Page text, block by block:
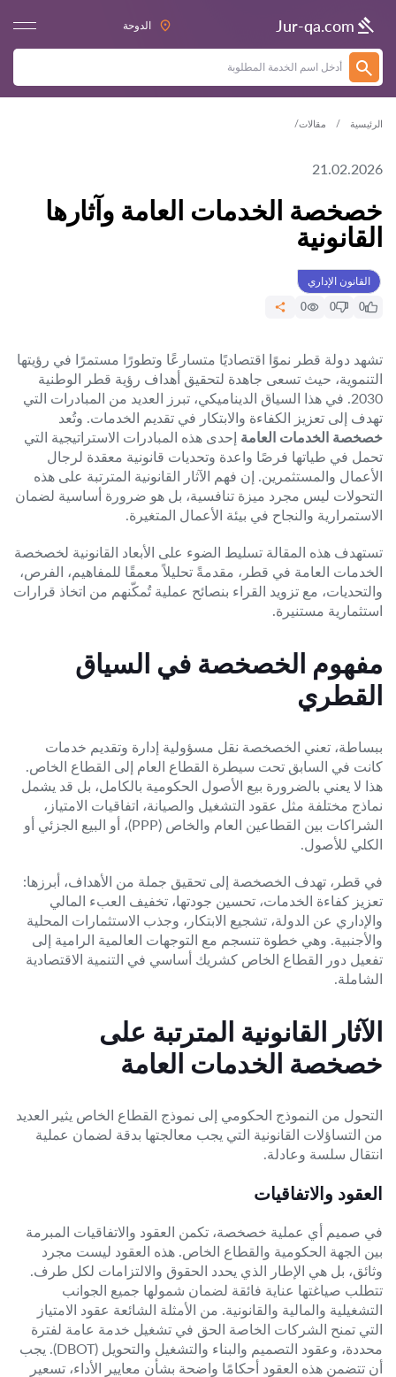
Jur-qa.com الدوحة
الرئيسية مقالات
21.02.2026
خصخصة الخدمات العامة وآثارها
القانونية
القانون الإداري
0
0
0
تشهد دولة قطر نموًا اقتصاديًا متسارعًا وتطورًا مستمرًا في رؤيتها
التنموية، حيث تسعى جاهدة لتحقيق أهداف رؤية قطر الوطنية
2030. في هذا السياق الديناميكي، تبرز العديد من المبادرات التي
تهدف إلى تعزيز الكفاءة والابتكار في تقديم الخدمات. وتُعد
خصخصة الخدمات العامة إحدى هذه المبادرات الاستراتيجية التي
تحمل في طياتها فرصًا واعدة وتحديات قانونية معقدة لرجال
الأعمال والمستثمرين. إن فهم الآثار القانونية المترتبة على هذه
التحولات ليس مجرد ميزة تنافسية، بل هو ضرورة أساسية لضمان
الاستمرارية والنجاح في بيئة الأعمال المتغيرة.
تستهدف هذه المقالة تسليط الضوء على الأبعاد القانونية لخصخصة
الخدمات العامة في قطر، مقدمةً تحليلاً معمقًا للمفاهيم، الفرص،
والتحديات، مع تزويد القراء بنصائح عملية تُمكّنهم من اتخاذ قرارات
استثمارية مستنيرة.
مفهوم الخصخصة في السياق
القطري
ببساطة، تعني الخصخصة نقل مسؤولية إدارة وتقديم خدمات
كانت في السابق تحت سيطرة القطاع العام إلى القطاع الخاص.
هذا لا يعني بالضرورة بيع الأصول الحكومية بالكامل، بل قد يشمل
نماذج مختلفة مثل عقود التشغيل والصيانة، اتفاقيات الامتياز،
الشراكات بين القطاعين العام والخاص (PPP)، أو البيع الجزئي أو
الكلي للأصول.
في قطر، تهدف الخصخصة إلى تحقيق جملة من الأهداف، أبرزها:
تعزيز كفاءة الخدمات، تحسين جودتها، تخفيف العبء المالي
والإداري عن الدولة، تشجيع الابتكار، وجذب الاستثمارات المحلية
والأجنبية. وهي خطوة تنسجم مع التوجهات العالمية الرامية إلى
تفعيل دور القطاع الخاص كشريك أساسي في التنمية الاقتصادية
الشاملة.
الآثار القانونية المترتبة على
خصخصة الخدمات العامة
التحول من النموذج الحكومي إلى نموذج القطاع الخاص يثير العديد
من التساؤلات القانونية التي يجب معالجتها بدقة لضمان عملية
انتقال سلسة وعادلة.
العقود والاتفاقيات
في صميم أي عملية خصخصة، تكمن العقود والاتفاقيات المبرمة
بين الجهة الحكومية والقطاع الخاص. هذه العقود ليست مجرد
وثائق، بل هي الإطار الذي يحدد الحقوق والالتزامات لكل طرف.
تتطلب صياغتها عناية فائقة لضمان شمولها جميع الجوانب
التشغيلية والمالية والقانونية. من الأمثلة الشائعة عقود الامتياز
التي تمنح الشركات الخاصة الحق في تشغيل خدمة عامة لفترة
محددة، وعقود التصميم والبناء والتشغيل والتحويل (DBOT). يجب
أن تتضمن هذه العقود أحكامًا واضحة بشأن معايير الأداء، تسعير